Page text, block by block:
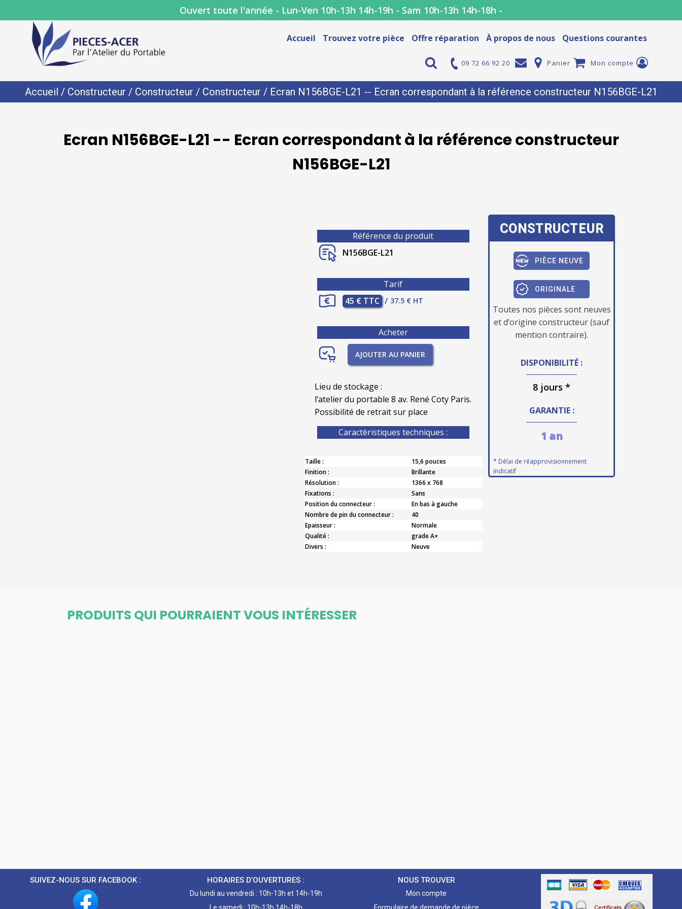
Ouvert toute l'année - Lun-Ven 10h-13h 14h-19h - Sam 10h-13h 14h-18h -
Accueil Trouvez votre pièce Offre réparation À propos de nous Questions courantes
09 72 66 92 20 Panier Mon compte
Accueil / Constructeur / Constructeur / Constructeur / Ecran N156BGE-L21 -- Ecran correspondant à la référence constructeur N156BGE-L21
Ecran N156BGE-L21 -- Ecran correspondant à la référence constructeur
N156BGE-L21
Référence du produit
N156BGE-L21
Tarif
45 € TTC / 37.5 € HT
Acheter
AJOUTER AU PANIER
Lieu de stockage :
l’atelier du portable 8 av. René Coty Paris.
Possibilité de retrait sur place
Caractèristiques techniques :
Taille :
15,6 pouces
Finition :
Brillante
Résolution :
1366 x 768
Fixations :
Sans
Position du connecteur :
En bas à gauche
Nombre de pin du connecteur :
40
Epaisseur :
Normale
Qualité :
grade A+
Divers :
Neuve
CONSTRUCTEUR
PIÈCE NEUVE
ORIGINALE
Toutes nos pièces sont neuves
et d’origine constructeur (sauf
mention contraire).
DISPONIBILITÉ :
8 jours *
GARANTIE :
1 an
* Délai de réapprovisionnement
indicatif
PRODUITS QUI POURRAIENT VOUS INTÉRESSER
SUIVEZ-NOUS SUR FACEBOOK : HORAIRES D’OUVERTURES :
Du lundi au vendredi : 10h-13h et 14h-19h
NOUS TROUVER
Mon compte